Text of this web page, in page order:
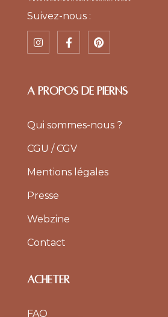
Suivez-nous :
A PROPOS DE PIERNS
Qui sommes-nous ?
CGU / CGV
Mentions légales
Presse
Webzine
Contact
ACHETER
FAQ